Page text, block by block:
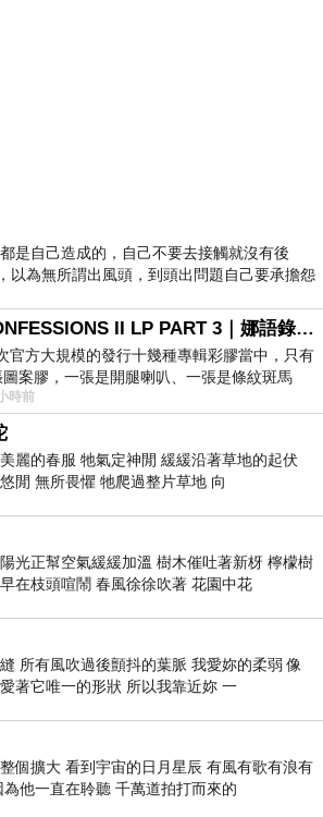
是自己造成的，自己不要去接觸就沒有後
以為無所謂出風頭，到頭出問題自己要承擔怨
CONFESSIONS II LP PART 3｜娜語錄II LP PART 3
官方大規模的發行十幾種專輯彩膠當中，只有
圖案膠，一張是開腿喇叭、一張是條紋斑馬
目前官網上只剩澳洲商店AU STORE
時前
麗的春服 牠氣定神閒 緩緩沿著草地的起伏
閒 無所畏懼 牠爬過整片草地 向
光正幫空氣緩緩加溫 樹木催吐著新枒 檸檬樹
在枝頭喧鬧 春風徐徐吹著 花園中花
所有風吹過後顫抖的葉脈 我愛妳的柔弱 像
著它唯一的形狀 所以我靠近妳 一
個擴大 看到宇宙的日月星辰 有風有歌有浪有
他一直在聆聽 千萬道拍打而來的